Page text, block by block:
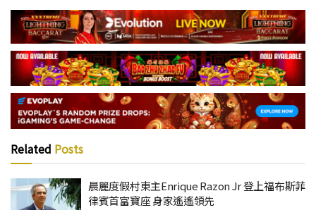
Related Posts
晨麗度假村東主Enrique Razon Jr 登上福布斯菲
律賓首富寶座 身家遙遙領先